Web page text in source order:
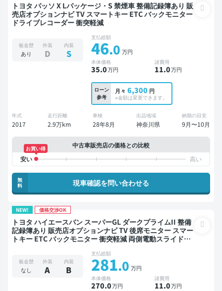
トヨタ パッソ X Lパッケージ・S 禁煙車 整備記録簿あり 販
売店オプションナビ TV スマートキー ETC バックモニター
ドライブレコーダー 衝突軽減
板金歴
あり
外装
D
内装
S
支払総額
46.0 万円
本体価格
35.0万円
諸費用
11.0万円
ローン
参考
月々 6,300 円
※金額は変更できます。
年式
2017
走行距離
2.9万km
車検
28年8月
出品地域
神奈川県
納期の目安
9月〜10月
中古車販売店の価格との比較
お買い得
無
料
現車確認を問い合わせる
NEW! 価格交渉OK
トヨタ ハイエースバン スーパーGL ダークプライムII 整備
記録簿あり 販売店オプションナビ TV 後席モニター スマー
トキー ETC バックモニター 衝突軽減 両側電動スライドド
板金歴
なし
外装
A
内装
B
支払総額
281.0 万円
本体価格
270.0万円
諸費用
11.0万円